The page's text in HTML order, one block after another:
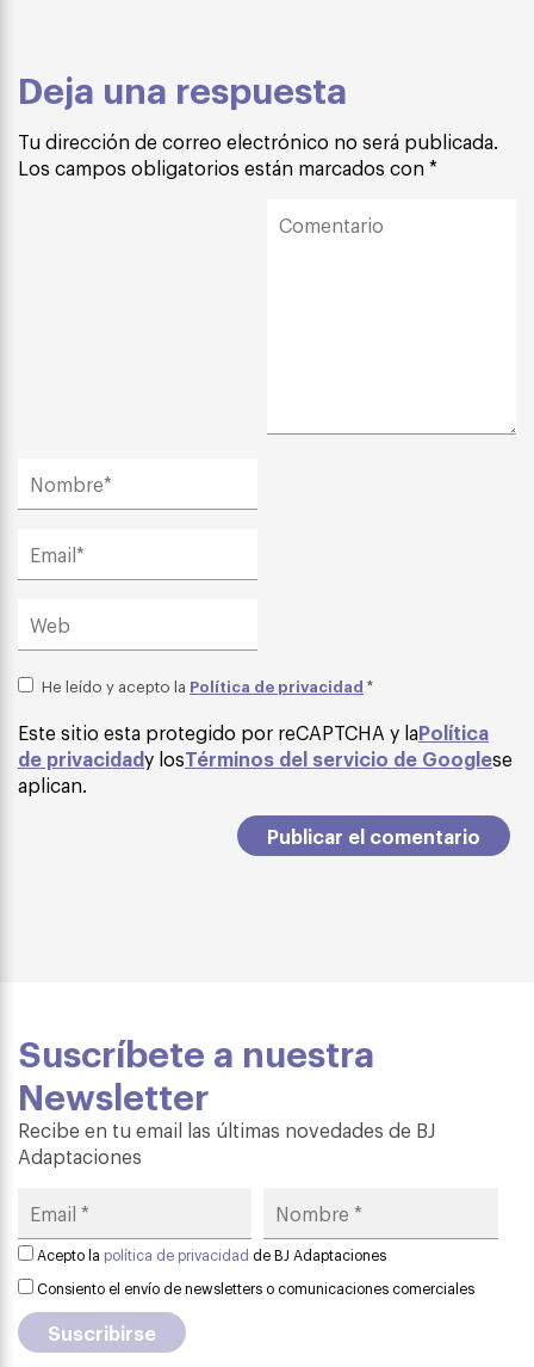
Deja una respuesta
Tu dirección de correo electrónico no será publicada.
Los campos obligatorios están marcados con *
He leído y acepto la Política de privacidad *
Este sitio esta protegido por reCAPTCHA y laPolítica
de privacidady losTérminos del servicio de Googlese
aplican.
Suscríbete a nuestra
Newsletter
Recibe en tu email las últimas novedades de BJ
Adaptaciones
Acepto la política de privacidad de BJ Adaptaciones
Consiento el envío de newsletters o comunicaciones comerciales